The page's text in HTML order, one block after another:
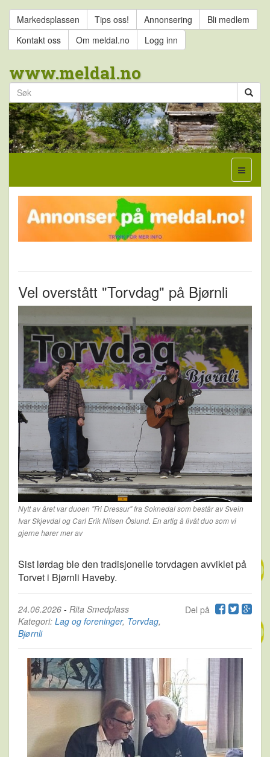
Markedsplassen Tips oss! Annonsering
Bli medlem
Kontakt oss
Om meldal.no Logg inn
www.meldal.no
Vel overstått "Torvdag" på Bjørnli
Nytt av året var duoen "Fri Dressur" fra Soknedal som består av Svein
Ivar Skjevdal og Carl Erik Nilsen Öslund. En artig å livåt duo som vi
gjerne hører mer av
Sist lørdag ble den tradisjonelle torvdagen avviklet på
Torvet i Bjørnli Haveby.
Del på
24.06.2026 - Rita Smedplass
Kategori: Lag og foreninger, Torvdag,
Bjørnli